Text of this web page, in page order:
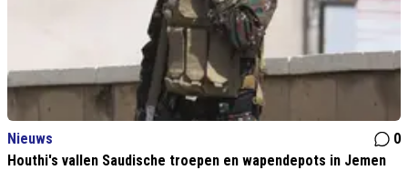
Nieuws
0
Houthi's vallen Saudische troepen en wapendepots in Jemen